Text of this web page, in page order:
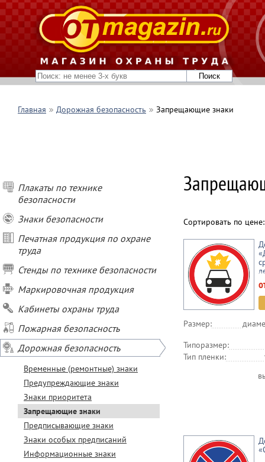
Главная Дорожная безопасность Запрещающие знаки
Плакаты по технике
безопасности
Знаки безопасности
Печатная продукция по охране
труда
Стенды по технике безопасности
Маркировочная продукция
Кабинеты охраны труда
Пожарная безопасность
Дорожная безопасность
Временные (ремонтные) знаки
Предупреждающие знаки
Знаки приоритета
Запрещающие знаки
Предписывающие знаки
Знаки особых предписаний
Информационные знаки
Сортировать по
Размер:
Типоразмер:
Тип пленки: